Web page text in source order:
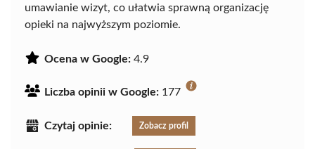
umawianie wizyt, co ułatwia sprawną organizację
opieki na najwyższym poziomie.
Ocena w Google: 4.9
Liczba opinii w Google: 177
Czytaj opinie: Zobacz profil